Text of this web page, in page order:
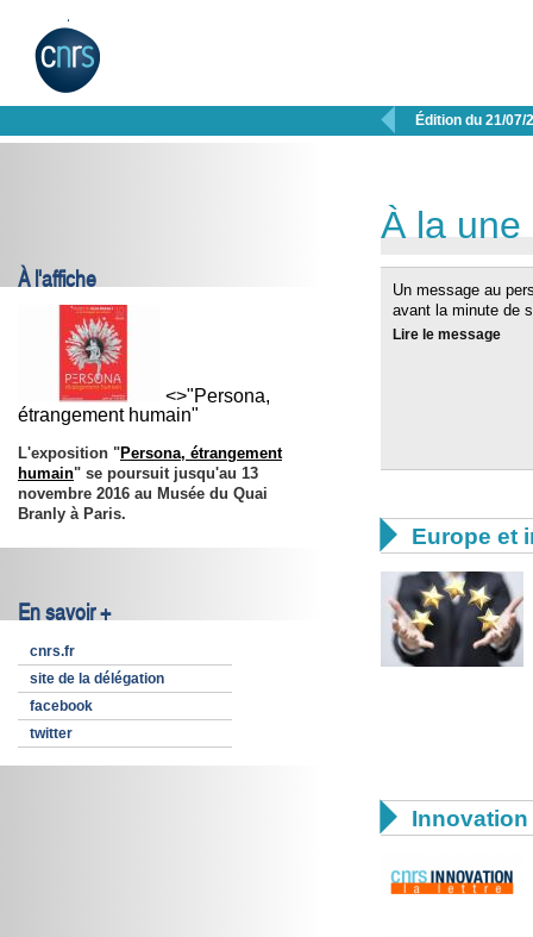
 Édition du 21/07/
À l'affiche
<>"Persona,
étrangement humain"
L'exposition "Persona, étrangement
humain" se poursuit jusqu'au 13
novembre 2016 au Musée du Quai
Branly à Paris.
En savoir +
cnrs.fr
site de la délégation
facebook
twitter
À la une
Un message au
avant la minute de
Lire le message
 Europe et
